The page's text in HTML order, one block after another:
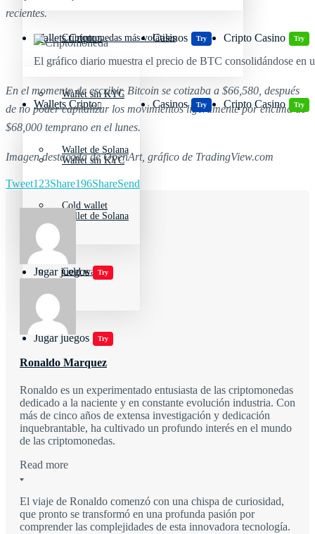
Wallets Cripto
Wallet sin KYC
Wallet de Solana
Cold wallet
Casinos Try Cripto Casino Try
Jugar juegos Try
Criptomonedas más volátiles
Wallets Cripto
Wallet sin KYC
Wallet de Solana
Cold wallet
Casinos Try Cripto Casino Try
Jugar juegos Try
recientes.
El gráfico diario muestra el precio de BTC consolidándose en
En el momento de escribir, Bitcoin se cotizaba a $66,580, después
de no poder capitalizar los movimientos ligeramente por encima de
$68,000 temprano en el lunes.
Imagen destacada de OpenArt, gráfico de TradingView.com
Tweet123Share196ShareSend
Ronaldo Marquez
Ronaldo es un experimentado entusiasta de las criptomonedas
dedicado a la naciente y en constante evolución industria. Con
más de cinco años de extensa investigación y dedicación
inquebrantable, ha cultivado un profundo interés en el mundo
de las criptomonedas.
Read more
El viaje de Ronaldo comenzó con una chispa de curiosidad,
que pronto se transformó en una profunda pasión por
comprender las complejidades de esta innovadora tecnología.